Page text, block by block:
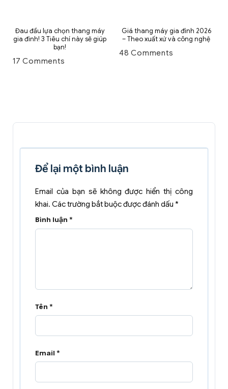
Đau đầu lựa chọn thang máy
gia đình! 3 Tiêu chí này sẽ giúp
bạn!
17 Comments
Giá thang máy gia đình 2026
– Theo xuất xứ và công nghệ
48 Comments
Để lại một bình luận
Email của bạn sẽ không được hiển thị công
khai. Các trường bắt buộc được đánh dấu *
Bình luận *
Tên *
Email *